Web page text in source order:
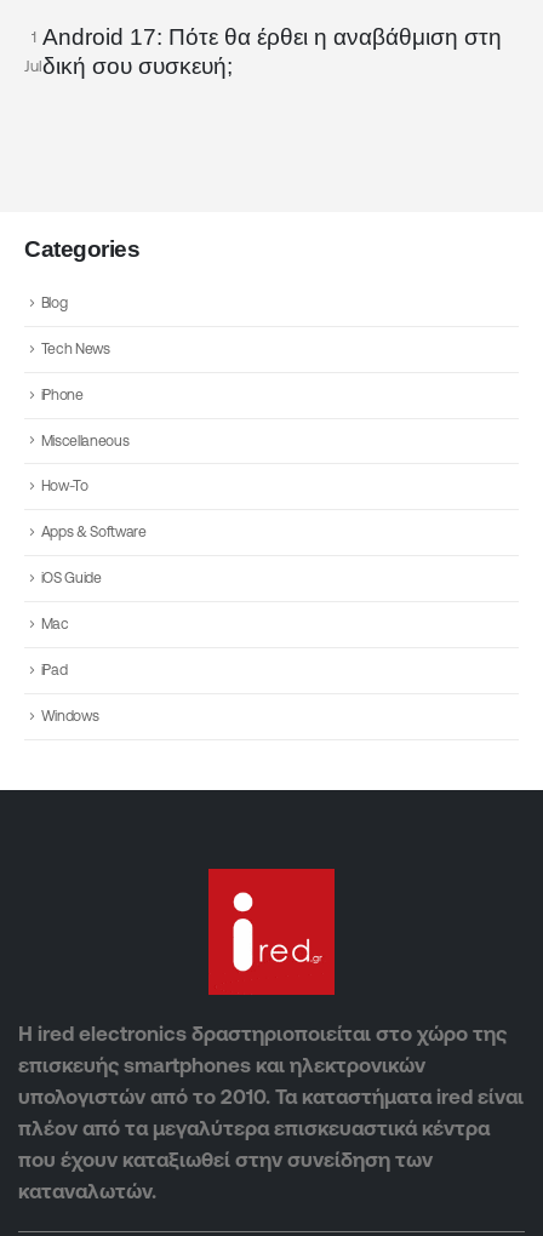
1
Jul
Android 17: Πότε θα έρθει η αναβάθμιση στη
δική σου συσκευή;
Categories
Blog
Tech News
iPhone
Miscellaneous
How-To
Apps & Software
iOS Guide
Mac
iPad
Windows
Η ired electronics δραστηριοποιείται στο χώρο της
επισκευής smartphones και ηλεκτρονικών
υπολογιστών από το 2010. Τα καταστήματα ired είναι
πλέον από τα μεγαλύτερα επισκευαστικά κέντρα
που έχουν καταξιωθεί στην συνείδηση των
καταναλωτών.